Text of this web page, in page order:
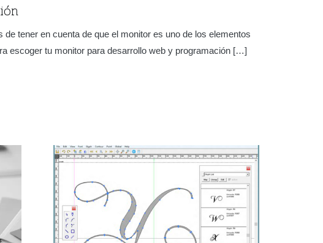
tener en cuenta de que el monitor es uno de los elementos
escoger tu monitor para desarrollo web y programación […]